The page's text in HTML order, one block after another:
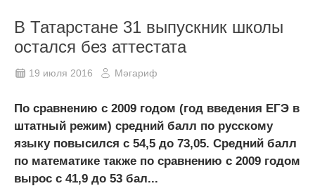
В Татарстане 31 выпускник школы
остался без аттестата
19 июля 2016 Мәгариф
По сравнению с 2009 годом (год введения ЕГЭ в
штатный режим) средний балл по русскому
языку повысился с 54,5 до 73,05. Средний балл
по математике также по сравнению с 2009 годом
вырос с 41,9 до 53 бал...